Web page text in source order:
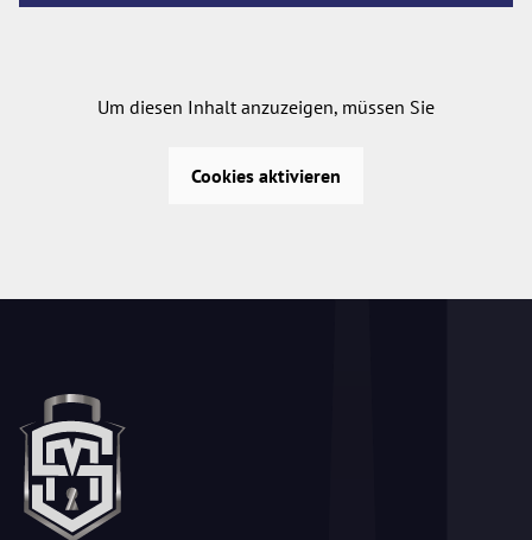
Um diesen Inhalt anzuzeigen, müssen Sie
Cookies aktivieren